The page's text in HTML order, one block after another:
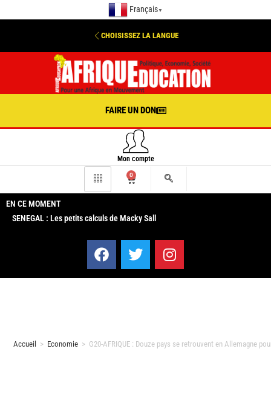
Français ▼
CHOISISSEZ LA LANGUE
FAIRE UN DON
Mon compte
0
EN CE MOMENT
SENEGAL : Les petits calculs de Macky Sall
Accueil > Economie > G20-AFRIQUE : Douze pays se retrouvent en Allemagne